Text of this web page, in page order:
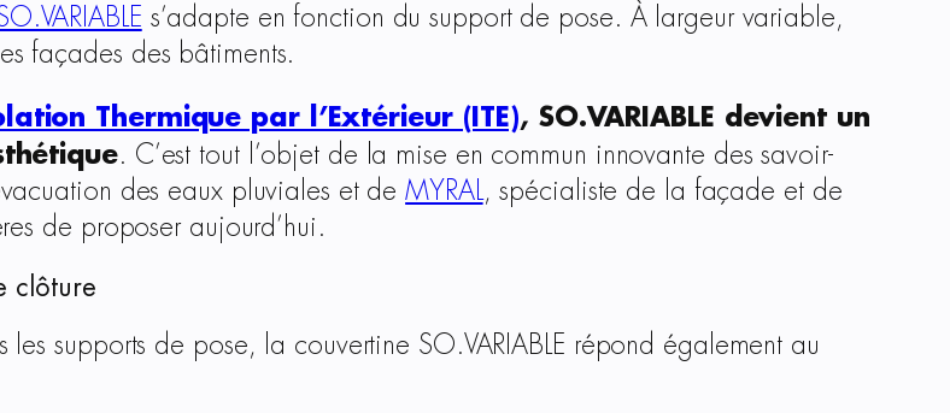
s’adapte en fonction du support de pose. À largeur variable,
façades des bâtiments.
Thermique par l’Extérieur (ITE), SO.VARIABLE devient un
. C’est tout l’objet de la mise en commun innovante des savoir-
des eaux pluviales et deMYRAL, spécialiste de la façade et de
de proposer aujourd’hui.
clôture
supports de pose, la couvertine SO.VARIABLE répond également au